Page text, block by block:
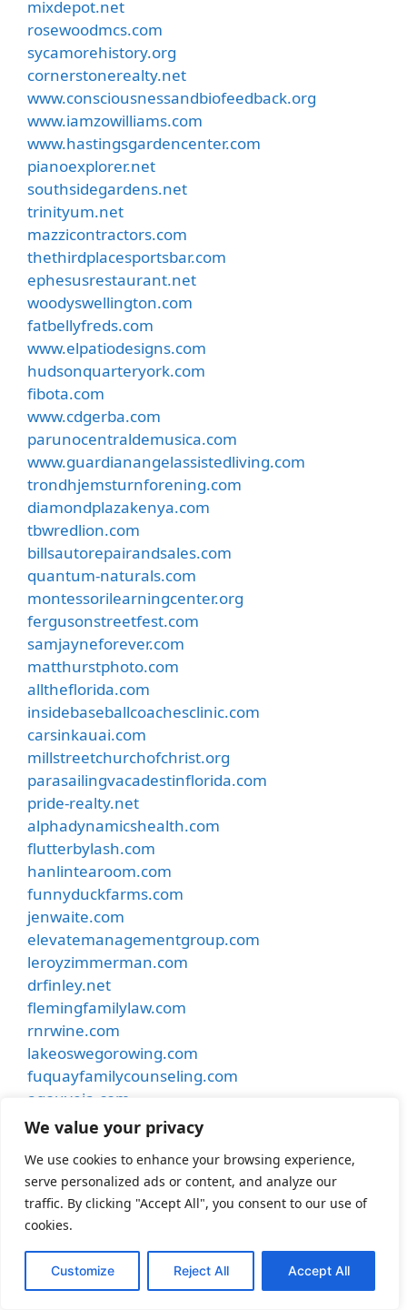
We value your privacy
We use cookies to enhance your browsing experience,
serve personalized ads or content, and analyze our
traffic. By clicking "Accept All", you consent to our use of
cookies.
Customize Reject All Accept All
mixdepot.net
rosewoodmcs.com
sycamorehistory.org
cornerstonerealty.net
www.consciousnessandbiofeedback.org
www.iamzowilliams.com
www.hastingsgardencenter.com
pianoexplorer.net
southsidegardens.net
trinityum.net
mazzicontractors.com
thethirdplacesportsbar.com
ephesusrestaurant.net
woodyswellington.com
fatbellyfreds.com
www.elpatiodesigns.com
hudsonquarteryork.com
fibota.com
www.cdgerba.com
parunocentraldemusica.com
www.guardianangelassistedliving.com
trondhjemsturnforening.com
diamondplazakenya.com
tbwredlion.com
billsautorepairandsales.com
quantum-naturals.com
montessorilearningcenter.org
fergusonstreetfest.com
samjayneforever.com
matthurstphoto.com
alltheflorida.com
insidebaseballcoachesclinic.com
carsinkauai.com
millstreetchurchofchrist.org
parasailingvacadestinflorida.com
pride-realty.net
alphadynamicshealth.com
flutterbylash.com
hanlintearoom.com
funnyduckfarms.com
jenwaite.com
elevatemanagementgroup.com
leroyzimmerman.com
drfinley.net
flemingfamilylaw.com
rnrwine.com
lakeoswegorowing.com
fuquayfamilycounseling.com
agouveia.com
secondbaptistchurchofolathe.org
mymseo.org
chhpac.com
dharmadogtraining.com
motionaudiotx.com
rttl.me
rescomheating.com
mimiweddings.com